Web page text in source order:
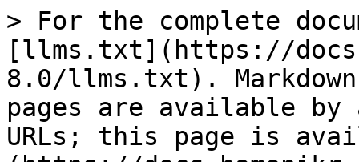
> For the complete
[llms.txt](https://
8.0/llms.txt).
pages are available by
URLs; this page is